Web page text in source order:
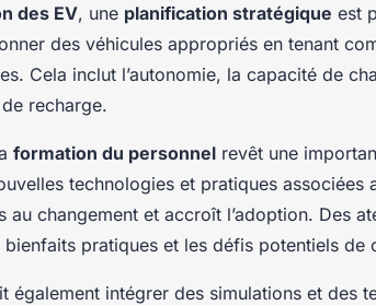
des EV, une planification stratégique est
des véhicules appropriés en tenant
Cela inclut l’autonomie, la capacité de
recharge.
formation du personnel revêt une
technologies et pratiques associées
au changement et accroît l’adoption. Des
pratiques et les défis potentiels de
également intégrer des simulations et des